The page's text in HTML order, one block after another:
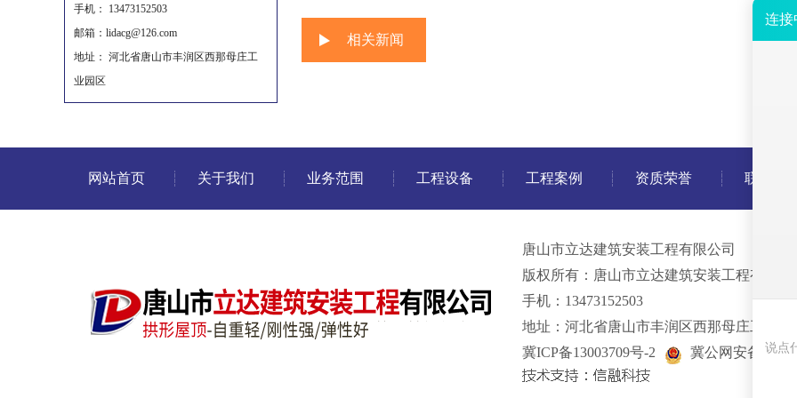
手机： 13473152503
邮箱：lidacg@126.com
地址： 河北省唐山市丰润区西那母庄工
业园区
相关新闻
网站首页 关于我们 业务范围 工程设备 工程案例 资质荣誉 联系我们
唐山市立达建筑安装工程有限公司
版权所有：唐山市立达建筑安装工程有限公
手机：13473152503
地址：河北省唐山市丰润区西那母庄工业园
冀ICP备13003709号-2
冀公网安备